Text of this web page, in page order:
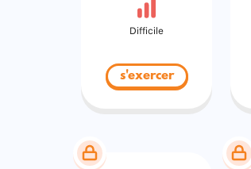
Difficile
s'exercer